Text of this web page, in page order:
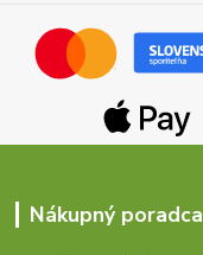
Nákupný poradca